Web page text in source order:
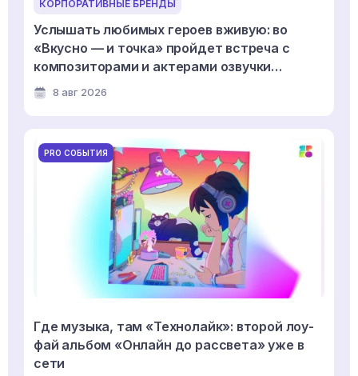
КОРПОРАТИВНЫЕ БРЕНДЫ
Услышать любимых героев вживую: во
«Вкусно — и точка» пройдет встреча с
композиторами и актерами озвучки
мультсериала «Смешарики»
8 авг 2026
PRO СОБЫТИЯ
Где музыка, там «Технолайк»: второй лоу-
фай альбом «Онлайн до рассвета» уже в
сети